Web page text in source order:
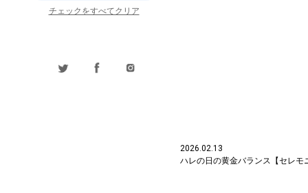
2026.02.13
ハレの日の黄金バランス【セレモ
チェックをすべてクリア